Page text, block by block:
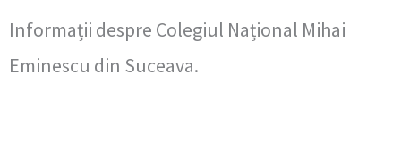
Informații despre Colegiul Național Mihai
Eminescu din Suceava.